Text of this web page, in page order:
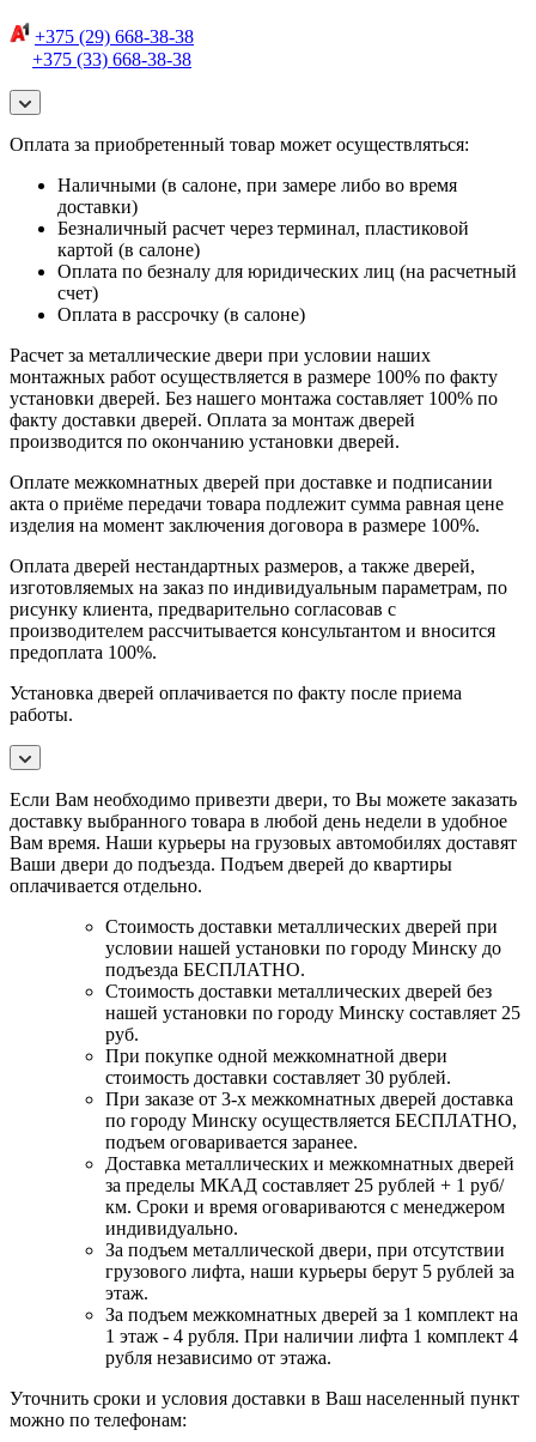
+375 (29) 668-38-38
+375 (33) 668-38-38
Оплата за приобретенный товар может осуществляться:
Наличными (в салоне, при замере либо во время
доставки)
Безналичный расчет через терминал, пластиковой
картой (в салоне)
Оплата по безналу для юридических лиц (на расчетный
счет)
Оплата в рассрочку (в салоне)
Расчет за металлические двери при условии наших
монтажных работ осуществляется в размере 100% по факту
установки дверей. Без нашего монтажа составляет 100% по
факту доставки дверей. Оплата за монтаж дверей
производится по окончанию установки дверей.
Оплате межкомнатных дверей при доставке и подписании
акта о приёме передачи товара подлежит сумма равная цене
изделия на момент заключения договора в размере 100%.
Оплата дверей нестандартных размеров, а также дверей,
изготовляемых на заказ по индивидуальным параметрам, по
рисунку клиента, предварительно согласовав с
производителем рассчитывается консультантом и вносится
предоплата 100%.
Установка дверей оплачивается по факту после приема
работы.
Если Вам необходимо привезти двери, то Вы можете заказать
доставку выбранного товара в любой день недели в удобное
Вам время. Наши курьеры на грузовых автомобилях доставят
Ваши двери до подъезда. Подъем дверей до квартиры
оплачивается отдельно.
Стоимость доставки металлических дверей при
условии нашей установки по городу Минску до
подъезда БЕСПЛАТНО.
Стоимость доставки металлических дверей без
нашей установки по городу Минску составляет 25
руб.
При покупке одной межкомнатной двери
стоимость доставки составляет 30 рублей.
При заказе от 3-х межкомнатных дверей доставка
по городу Минску осуществляется БЕСПЛАТНО,
подъем оговаривается заранее.
Доставка металлических и межкомнатных дверей
за пределы МКАД составляет 25 рублей + 1 руб/
км. Сроки и время оговариваются с менеджером
индивидуально.
За подъем металлической двери, при отсутствии
грузового лифта, наши курьеры берут 5 рублей за
этаж.
За подъем межкомнатных дверей за 1 комплект на
1 этаж - 4 рубля. При наличии лифта 1 комплект 4
рубля независимо от этажа.
Уточнить сроки и условия доставки в Ваш населенный пункт
можно по телефонам: